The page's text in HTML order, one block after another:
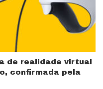
de realidade virtual
confirmada pela